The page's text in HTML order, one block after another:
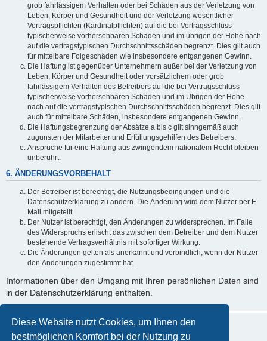
Diese Website nutzt Cookies, um Ihnen den
bestmöglichen Komfort bei der Nutzung zu
grob fahrlässigem Verhalten oder bei Schäden aus der Verletzung von
Leben, Körper und Gesundheit und der Verletzung wesentlicher
Vertragspflichten (Kardinalpflichten) auf die bei Vertragsschluss
typischerweise vorhersehbaren Schäden und im übrigen der Höhe nach
auf die vertragstypischen Durchschnittsschäden begrenzt. Dies gilt auch
für mittelbare Folgeschäden wie insbesondere entgangenen Gewinn.
Die Haftung ist gegenüber Unternehmern außer bei der Verletzung von
Leben, Körper und Gesundheit oder vorsätzlichem oder grob
fahrlässigem Verhalten des Betreibers auf die bei Vertragsschluss
typischerweise vorhersehbaren Schäden und im Übrigen der Höhe
nach auf die vertragstypischen Durchschnittsschäden begrenzt. Dies gilt
auch für mittelbare Schäden, insbesondere entgangenen Gewinn.
Die Haftungsbegrenzung der Absätze a bis c gilt sinngemäß auch
zugunsten der Mitarbeiter und Erfüllungsgehilfen des Betreibers.
Ansprüche für eine Haftung aus zwingendem nationalem Recht bleiben
unberührt.
6. ÄNDERUNGSVORBEHALT
Der Betreiber ist berechtigt, die Nutzungsbedingungen und die
Datenschutzerklärung zu ändern. Die Änderung wird dem Nutzer per E-
Mail mitgeteilt.
Der Nutzer ist berechtigt, den Änderungen zu widersprechen. Im Falle
des Widerspruchs erlischt das zwischen dem Betreiber und dem Nutzer
bestehende Vertragsverhältnis mit sofortiger Wirkung.
Die Änderungen gelten als anerkannt und verbindlich, wenn der Nutzer
den Änderungen zugestimmt hat.
Informationen über den Umgang mit Ihren persönlichen Daten sind
in der Datenschutzerklärung enthalten.